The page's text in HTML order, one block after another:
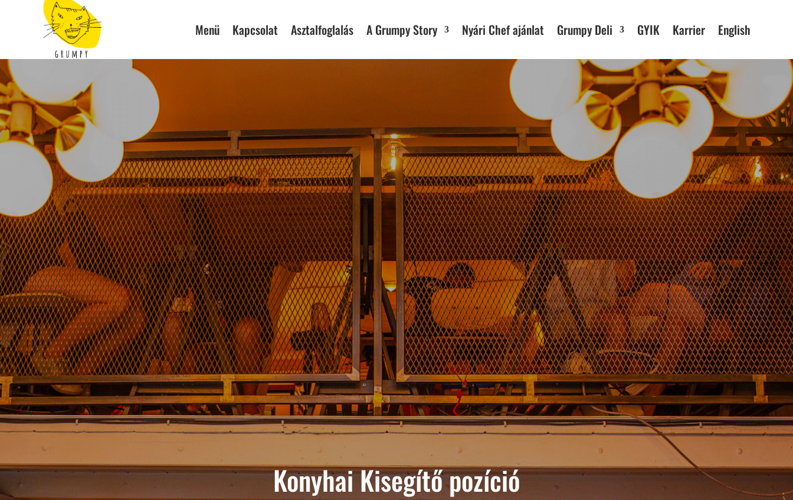
Menü Kapcsolat Asztalfoglalás A Grumpy Story Nyári Chef ajánlat Grumpy Deli GYIK Karrier English
Konyhai Kisegítő pozíció